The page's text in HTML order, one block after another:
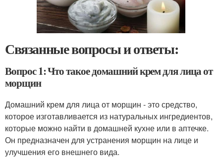
Связанные вопросы и ответы:
Вопрос 1: Что такое домашний крем для лица от
морщин
Домашний крем для лица от морщин - это средство,
которое изготавливается из натуральных ингредиентов,
которые можно найти в домашней кухне или в аптечке.
Он предназначен для устранения морщин на лице и
улучшения его внешнего вида.